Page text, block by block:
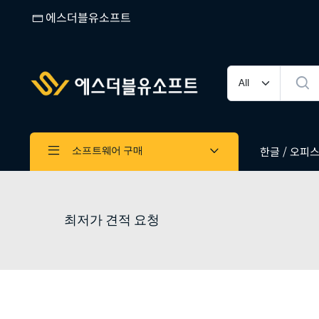
에스더블유소프트
소프트웨어 구매 한글 / 오피
최저가 견적 요청